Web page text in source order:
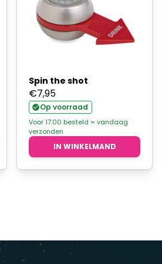
Spin the shot
€7,95
Op voorraad
Voor 17.00 besteld = vandaag
verzonden
IN WINKELMAND